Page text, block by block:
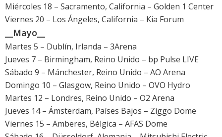
Miércoles 18 – Sacramento, California – Golden 1 Center
Viernes 20 – Los Ángeles, California – Kia Forum
__Mayo__
Martes 5 – Dublín, Irlanda – 3Arena
Jueves 7 – Birmingham, Reino Unido – bp Pulse LIVE
Sábado 9 – Mánchester, Reino Unido – AO Arena
Domingo 10 – Glasgow, Reino Unido – OVO Hydro
Martes 12 – Londres, Reino Unido – O2 Arena
Jueves 14 – Ámsterdam, Países Bajos – Ziggo Dome
Viernes 15 – Amberes, Bélgica – AFAS Dome